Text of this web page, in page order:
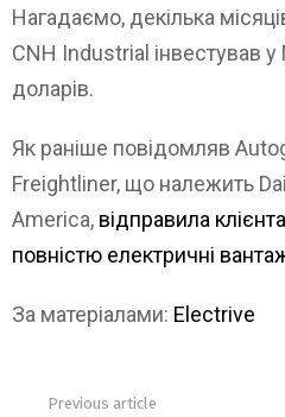
Нагадаємо, декілька
CNH Industrial інвестував у
доларів.
Як раніше повідомляв
Freightliner, що належить
America, відправила
повністю електричні
За матеріалами: Electrive
Previous article